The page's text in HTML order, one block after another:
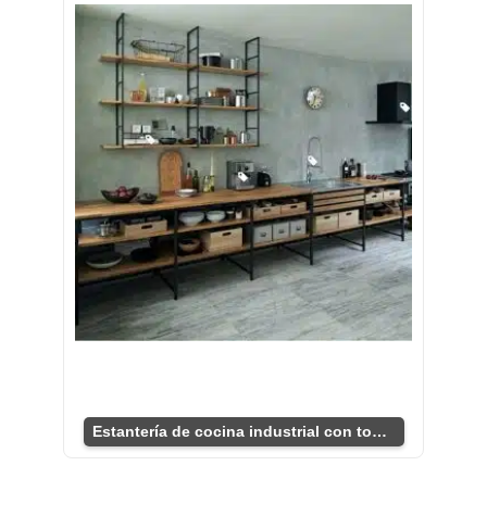
Estantería de cocina industrial con toques rústicos